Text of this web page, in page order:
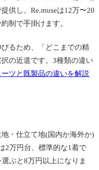
供し、Re.museは12万〜20
制で手掛けます。
るため、「どこまでの精
の近道です。3種類の違い
ツと既製品の違いを解説
・仕立て地(国内か海外か)
2万円台、標準的な1着で
ぶと8万円以上になりま